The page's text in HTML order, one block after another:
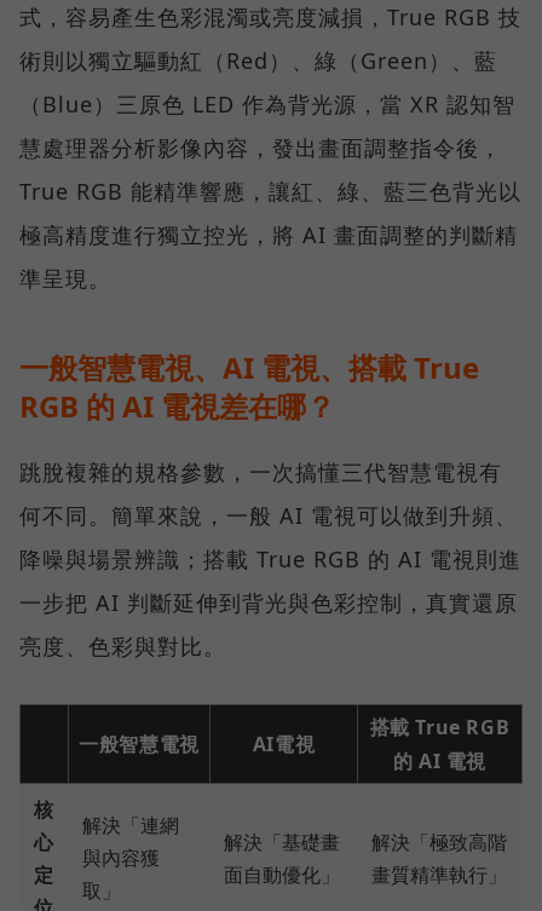
式，容易產生色彩混濁或亮度減損，True RGB 技
術則以獨立驅動紅（Red）、綠（Green）、藍
（Blue）三原色 LED 作為背光源，當 XR 認知智
慧處理器分析影像內容，發出畫面調整指令後，
True RGB 能精準響應，讓紅、綠、藍三色背光以
極高精度進行獨立控光，將 AI 畫面調整的判斷精
準呈現。
一般智慧電視、AI 電視、搭載 True
RGB 的 AI 電視差在哪？
跳脫複雜的規格參數，一次搞懂三代智慧電視有
何不同。簡單來說，一般 AI 電視可以做到升頻、
降噪與場景辨識；搭載 True RGB 的 AI 電視則進
一步把 AI 判斷延伸到背光與色彩控制，真實還原
亮度、色彩與對比。
一般智慧電視 AI電視
搭載 True RGB
的 AI 電視
核
心
定
解決「連網
與內容獲
取」
解決「基礎畫
面自動優化」
解決「極致高階
畫質精準執行」